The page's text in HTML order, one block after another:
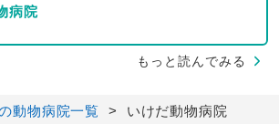
病院
もっと読んでみる
動物病院一覧 いけだ動物病院